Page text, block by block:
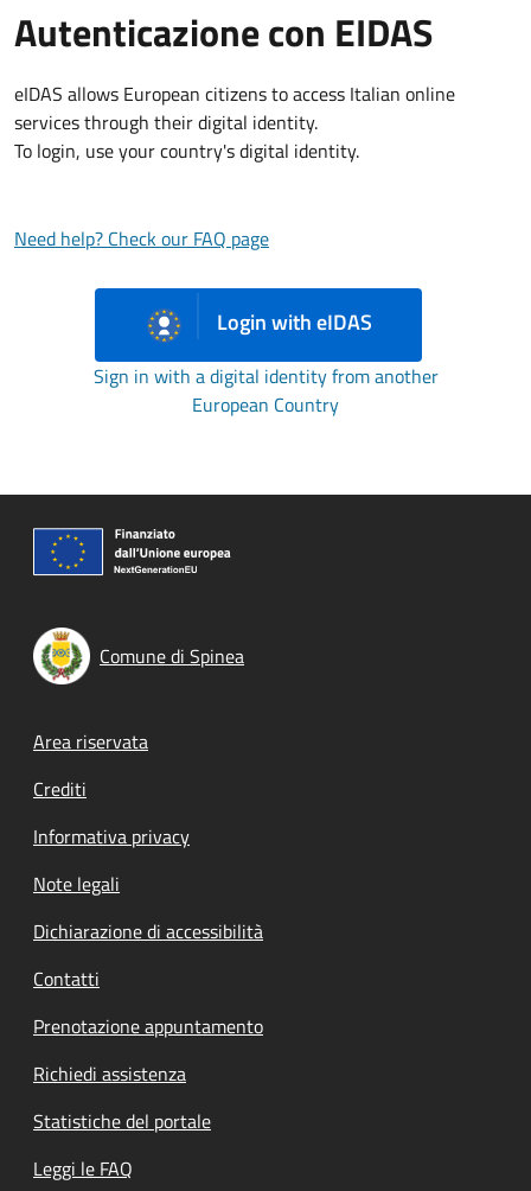
Autenticazione con EIDAS
eIDAS allows European citizens to access Italian online
services through their digital identity.
To login, use your country's digital identity.
Need help? Check our FAQ page
Login with eIDAS
Sign in with a digital identity from another
European Country
Comune di Spinea
Footer menu
Area riservata
Crediti
Informativa privacy
Note legali
Dichiarazione di accessibilità
Contatti
Prenotazione appuntamento
Richiedi assistenza
Statistiche del portale
Leggi le FAQ